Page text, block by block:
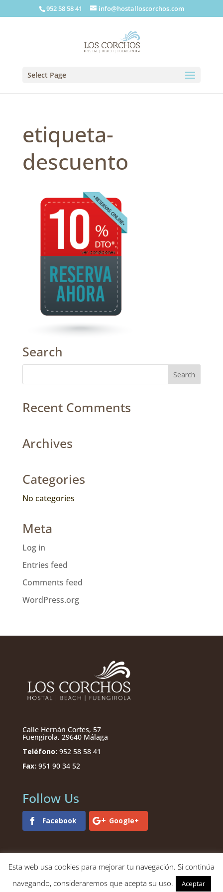
952 58 58 41 info@hostalloscorchos.com
Select Page
etiqueta-
descuento
Search
Recent Comments
Archives
Categories
No categories
Meta
Log in
Entries feed
Comments feed
WordPress.org
Calle Hernán Cortes, 57
Fuengirola, 29640 Málaga
Teléfono: 952 58 58 41
Fax: 951 90 34 52
Follow Us
Facebook Google+
Esta web usa cookies para mejorar tu navegación. Si continúa
navegando, consideraremos que acepta su uso.
Aceptar